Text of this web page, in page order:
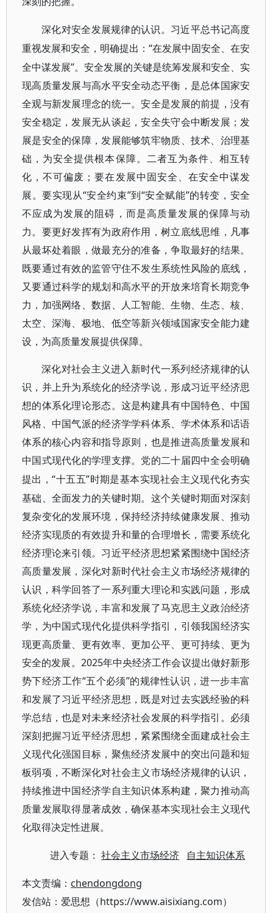
深化对安全发展规律的认识。习近平总书记高度
重视发展和安全，明确提出：“在发展中固安全、在安
全中谋发展”。安全发展的关键是统筹发展和安全、实
现高质量发展与高水平安全动态平衡，是总体国家安
全观与新发展理念的统一。安全是发展的前提，没有
安全稳定，发展无从谈起，安全失守会中断发展；发
展是安全的保障，发展能够筑牢物质、技术、治理基
础，为安全提供根本保障。二者互为条件、相互转
化，不可偏废；要在发展中固安全、在安全中谋发
展。要实现从“安全约束”到“安全赋能”的转变，安全
不应成为发展的阻碍，而是高质量发展的保障与动
力。要更好发挥有为政府作用，树立底线思维，凡事
从最坏处着眼，做最充分的准备，争取最好的结果。
既要通过有效的监管守住不发生系统性风险的底线，
又要通过科学的规划和高水平的开放来培育长期竞争
力，加强网络、数据、人工智能、生物、生态、核、
太空、深海、极地、低空等新兴领域国家安全能力建
设，为高质量发展提供保障。
深化对社会主义进入新时代一系列经济规律的认
识，并上升为系统化的经济学说，形成习近平经济思
想的体系化理论形态。这是构建具有中国特色、中国
风格、中国气派的经济学学科体系、学术体系和话语
体系的核心内容和指导原则，也是推进高质量发展和
中国式现代化的学理支撑。党的二十届四中全会明确
提出，“十五五”时期是基本实现社会主义现代化夯实
基础、全面发力的关键时期。这个关键时期面对深刻
复杂变化的发展环境，保持经济持续健康发展、推动
经济实现质的有效提升和量的合理增长，需要系统化
经济理论来引领。习近平经济思想紧紧围绕中国经济
高质量发展，深化对新时代社会主义市场经济规律的
认识，科学回答了一系列重大理论和实践问题，形成
系统化经济学说，丰富和发展了马克思主义政治经济
学，为中国式现代化提供科学指引，引领我国经济实
现更高质量、更有效率、更加公平、更可持续、更为
安全的发展。2025年中央经济工作会议提出做好新形
势下经济工作“五个必须”的规律性认识，进一步丰富
和发展了习近平经济思想，既是对过去实践经验的科
学总结，也是对未来经济社会发展的科学指引。必须
深刻把握习近平经济思想，紧紧围绕全面建成社会主
义现代化强国目标，聚焦经济发展中的突出问题和短
板弱项，不断深化对社会主义市场经济规律的认识，
持续推进中国经济学自主知识体系构建，聚力推动高
质量发展取得显著成效，确保基本实现社会主义现代
化取得决定性进展。
进入专题：社会主义市场经济 自主知识体系
本文责编： chendongdong
发信站：爱思想（https://www.aisixiang.com）